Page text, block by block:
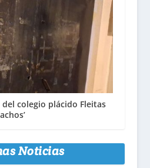
colegio plácido Fleitas
Noticias